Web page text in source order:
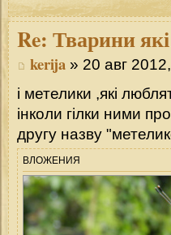
Re: Тварини
kerija » 20 авг
і метелики ,які
інколи гілки ними
другу назву
ВЛОЖЕНИЯ